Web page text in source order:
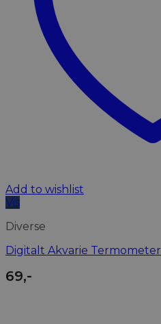
Add to wishlist
Vis
Diverse
Digitalt Akvarie Termometer
69,-